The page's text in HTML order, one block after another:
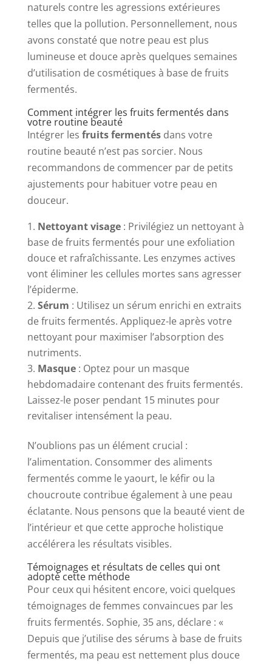
naturels contre les agressions extérieures
telles que la pollution. Personnellement, nous
avons constaté que notre peau est plus
lumineuse et douce après quelques semaines
d’utilisation de cosmétiques à base de fruits
fermentés.
Comment intégrer les fruits fermentés dans
votre routine beauté
Intégrer les fruits fermentésdans votre
routine beauté n’est pas sorcier. Nous
recommandons de commencer par de petits
ajustements pour habituer votre peau en
douceur.
Nettoyant visage: Privilégiez un nettoyant à
base de fruits fermentés pour une exfoliation
douce et rafraîchissante. Les enzymes actives
vont éliminer les cellules mortes sans agresser
l’épiderme.
Sérum : Utilisez un sérum enrichi en extraits
de fruits fermentés. Appliquez-le après votre
nettoyant pour maximiser l’absorption des
nutriments.
Masque: Optez pour un masque
hebdomadaire contenant des fruits fermentés.
Laissez-le poser pendant 15 minutes pour
revitaliser intensément la peau.
N’oublions pas un élément crucial :
l’alimentation. Consommer des aliments
fermentés comme le yaourt, le kéfir ou la
choucroute contribue également à une peau
éclatante. Nous pensons que la beauté vient de
l’intérieur et que cette approche holistique
accélérera les résultats visibles.
Témoignages et résultats de celles qui ont
adopté cette méthode
Pour ceux qui hésitent encore, voici quelques
témoignages de femmes convaincues par les
fruits fermentés. Sophie, 35 ans, déclare : «
Depuis que j’utilise des sérums à base de fruits
fermentés, ma peau est nettement plus douce